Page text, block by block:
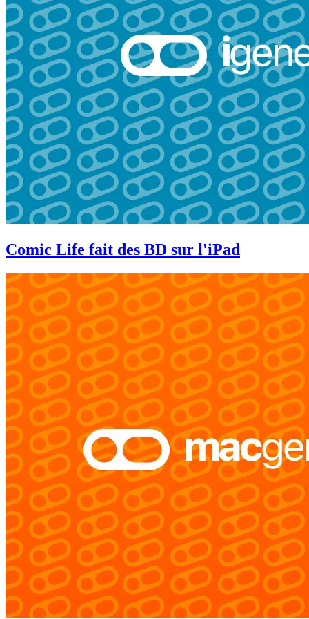
Comic Life fait des BD sur l'iPad